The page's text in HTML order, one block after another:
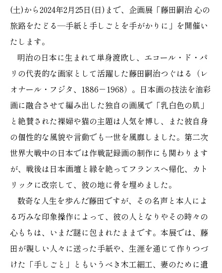
(土)から2024年2月25日(日)まで、企画展「藤田嗣治 心の
旅路をたどる―手紙と手しごとを手がかりに」を開催い
たします。
明治の日本に生まれて単身渡欧し、エコール・ド・パ
リの代表的な画家として活躍した藤田嗣治つぐはる（レ
オナール・フジタ、1886－1968）。日本画の技法を油彩
画に融合させて編み出した独自の画風で「乳白色の肌」
と絶賛された裸婦や猫の主題は人気を博し、また彼自身
の個性的な風貌や言動でも一世を風靡しました。第二次
世界大戦中の日本では作戦記録画の制作にも関わります
が、戦後は日本画壇と縁を絶ってフランスへ帰化、カト
リックに改宗して、彼の地に骨を埋めました。
数奇な人生を歩んだ藤田ですが、その名声と本人によ
る巧みな印象操作によって、彼の人となりやその時々の
心もちは、いまだ謎に包まれたままです。本展では、藤
田が親しい人々に送った手紙や、生涯を通じて作りつづ
けた「手しごと」ともいうべき木工細工、妻のために遺